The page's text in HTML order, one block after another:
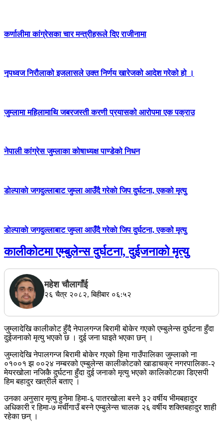
कर्णालीमा कांग्रेसका चार मन्त्रीहरूले दिए राजीनामा
नृपध्वज निरौलाको इजलासले उक्त निर्णय खारेजको आदेश गरेको हो ।
जुम्लामा महिलामाथि जबरजस्ती करणी प्रयासको आरोपमा एक पक्राउ
नेपाली कांग्रेस जुम्लाका कोषाध्यक्ष पाण्डेको निधन
डाेल्पाकाे जगदुल्लाबाट जुम्ला आउँदै गरेकाे जिप दुर्घटना, एकको मृत्यु
डाेल्पाकाे जगदुल्लाबाट जुम्ला आउँदै गरेकाे जिप दुर्घटना, एकको मृत्यु
कालीकोटमा एम्बुलेन्स दुर्घटना, दुईजनाको मृत्यु
महेश चाैलागाँई
२६ चैत्र २०८२, बिहीबार ०६:५२
जुम्लादेखि कालीकोट हुँदै नेपालगन्ज बिरामी बोकेर गएको एम्बुलेन्स दुर्घटना हुँदा
दुईजनाको मृत्यु भएको छ । दुई जना घाइते भएका छन् ।
जुम्लादेखि नेपालगन्ज बिरामी बोकेर गएको हिमा गाउँपालिका जुम्लाको ना
०१००१ झ ००२४ नम्बरको एम्बुलेन्स कालीकोटको खाडाचक्र नगरपालिका-२
मेयरखोला नजिकै दुर्घटना हुँदा दुई जनाको मृत्यु भएको कालिकोटका डिएसपी
हिम बहादुर खत्रीले बताए ।
उनका अनुसार मृत्यु हुनेमा हिमा-६ पातरखोला बस्ने ३२ वर्षीय भीमबहादुर
अधिकारी र हिमा-७ मर्चीगाउँ बस्ने एम्बुलेन्स चालक २६ वर्षीय शक्तिबहादुर शाही
रहेका छन् ।